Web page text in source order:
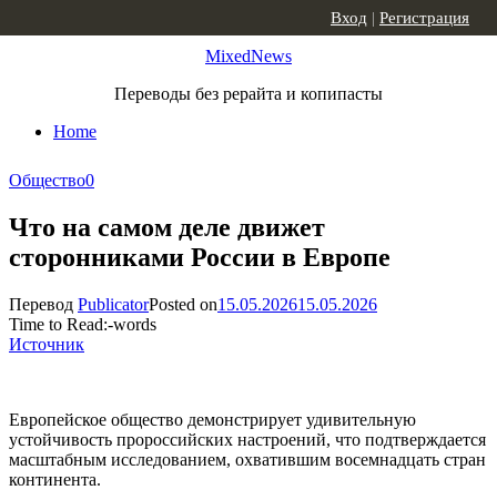
MixedNews
Переводы без рерайта и копипасты
Home
Вход | Регистрация
Общество0
Что на самом деле движет
сторонниками России в Европе
Перевод PublicatorPosted on15.05.202615.05.2026
Time to Read:-words
Источник
Европейское общество демонстрирует удивительную
устойчивость пророссийских настроений, что подтверждается
масштабным исследованием, охватившим восемнадцать стран
континента.